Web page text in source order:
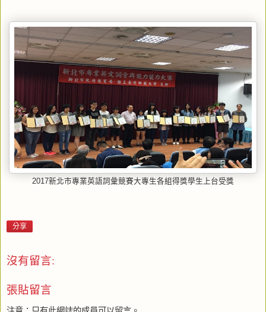
2017新北市專業英語詞彙競賽大專生各組得獎學生上台受獎
分享
沒有留言:
張貼留言